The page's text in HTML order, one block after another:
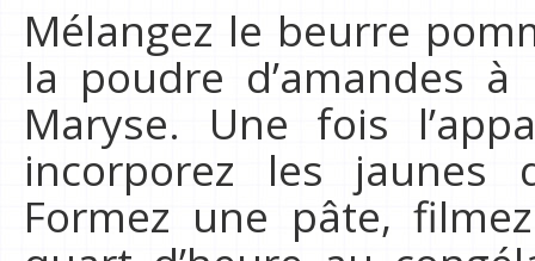
Mélangez le beurre
la poudre d’amandes à
Maryse. Une fois
incorporez les jaunes
Formez une pâte,